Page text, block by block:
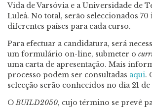
Vida de Varsóvia e a Universidade de
Luleå. No total, serão seleccionados
diferentes países para cada curso.
Para efectuar a candidatura, será
um formulário on-line, submeter o
uma carta de apresentação. Mais
processo podem ser consultadas aqui.
selecção serão conhecidos no dia 21
OBUILD2050, cujo término se prevê